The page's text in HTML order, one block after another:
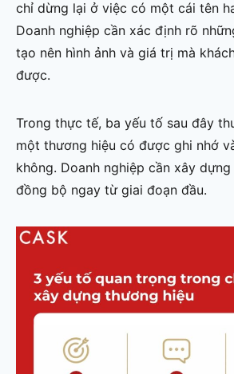
chỉ dừng lại ở việc có một cái tên
Doanh nghiệp cần xác định rõ
tạo nên hình ảnh và giá trị mà
được.
Trong thực tế, ba yếu tố sau đây
một thương hiệu có được ghi nhớ
không. Doanh nghiệp cần xây
đồng bộ ngay từ giai đoạn đầu.